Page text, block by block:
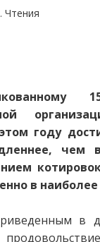
Чтения
году
чем
в
в